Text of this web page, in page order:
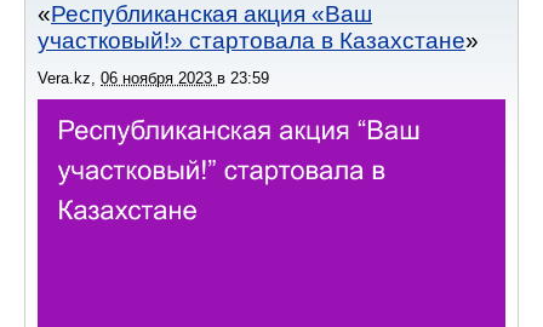
Республиканская акция «Ваш
участковый!» стартовала в Казахстане
Vera.kz, 06 ноября 2023 в 23:59